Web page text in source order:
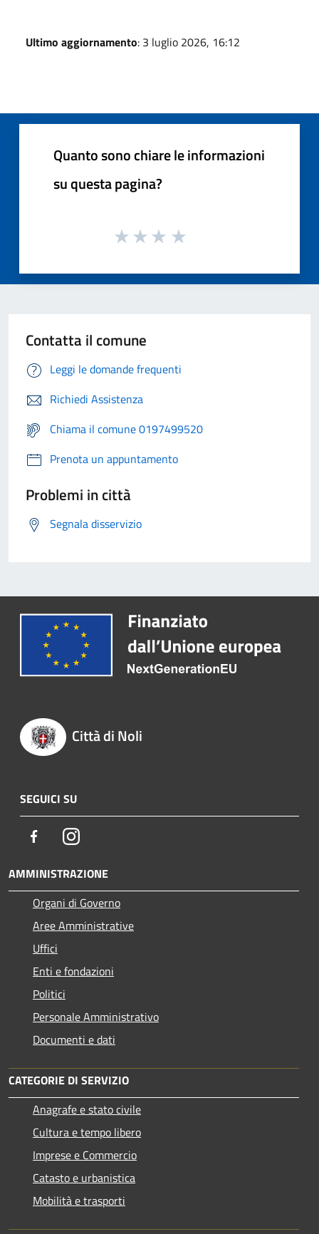
Ultimo aggiornamento: 3 luglio 2026, 16:12
Quanto sono chiare le informazioni
su questa pagina?
Contatta il comune
Leggi le domande frequenti
Richiedi Assistenza
Chiama il comune 0197499520
Prenota un appuntamento
Problemi in città
Segnala disservizio
Città di Noli
SEGUICI SU
FacebookInstagram
AMMINISTRAZIONE
Organi di Governo
Aree Amministrative
Uffici
Enti e fondazioni
Politici
Personale Amministrativo
Documenti e dati
CATEGORIE DI SERVIZIO
Anagrafe e stato civile
Cultura e tempo libero
Imprese e Commercio
Catasto e urbanistica
Mobilità e trasporti